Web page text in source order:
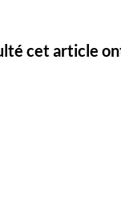
cet article